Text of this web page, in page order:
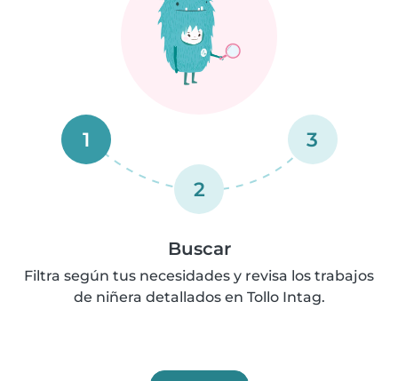
1
2
3
Buscar
Filtra según tus necesidades y revisa los trabajos
de niñera detallados en Tollo Intag.